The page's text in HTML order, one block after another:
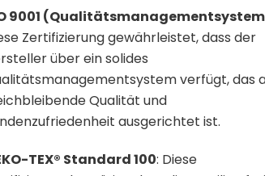
9001
Zertifizierung gewährleistet, dass der
über ein solides
verfügt, das
Qualität und
ausgerichtet ist.
TEX® Standard 100: Diese